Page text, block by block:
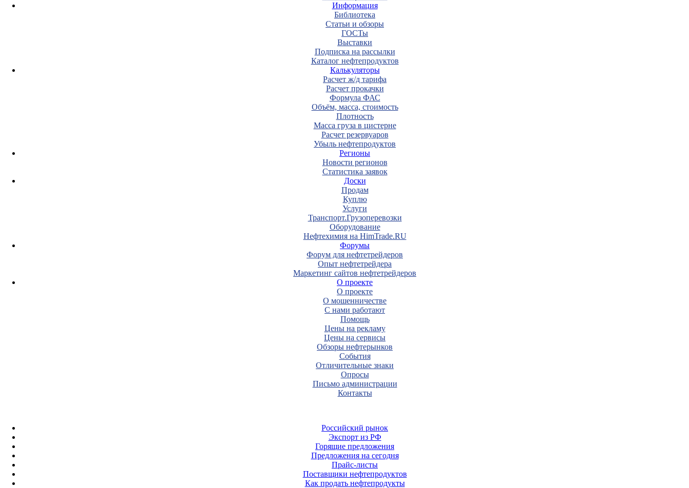
Информация
Библиотека
Статьи и обзоры
ГОСТы
Выставки
Подписка на рассылки
Каталог нефтепродуктов
Калькуляторы
Расчет ж/д тарифа
Расчет прокачки
Формула ФАС
Объём, масса, стоимость
Плотность
Масса груза в цистерне
Расчет резервуаров
Убыль нефтепродуктов
Регионы
Новости регионов
Статистика заявок
Доски
Продам
Куплю
Услуги
Транспорт.Грузоперевозки
Оборудование
Нефтехимия на HimTrade.RU
Форумы
Форум для нефтетрейдеров
Опыт нефтетрейдера
Маркетинг сайтов нефтетрейдеров
О проекте
О проекте
О мошенничестве
С нами работают
Помощь
Цены на рекламу
Цены на сервисы
Обзоры нефтерынков
События
Отличительные знаки
Опросы
Письмо администрации
Контакты
Российский рынок
Экспорт из РФ
Горящие предложения
Предложения на сегодня
Прайс-листы
Поставщики нефтепродуктов
Как продать нефтепродукты